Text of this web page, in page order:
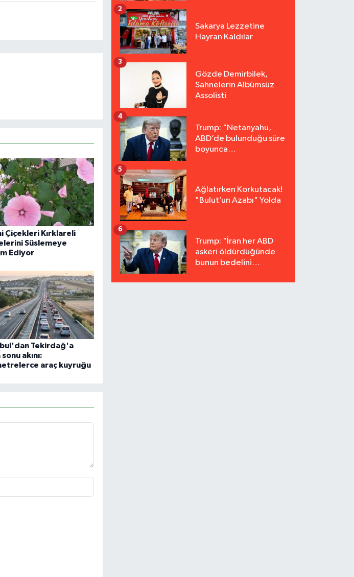
Çiçekleri Kırklareli
Süslemeye
Ediyor
Tekirdağ'a
akını:
araç kuyruğu
Sakarya Lezzetine
Hayran Kaldılar
2
Gözde Demirbilek,
Sahnelerin Albümsüz
Assolisti
3
Trump: "Netanyahu,
ABD’de bulunduğu süre
boyunca
4
Ağlatırken Korkutacak!
"Bulut’un Azabı" Yolda
5
Trump: "İran her ABD
askeri öldürdüğünde
bunun bedelini
6